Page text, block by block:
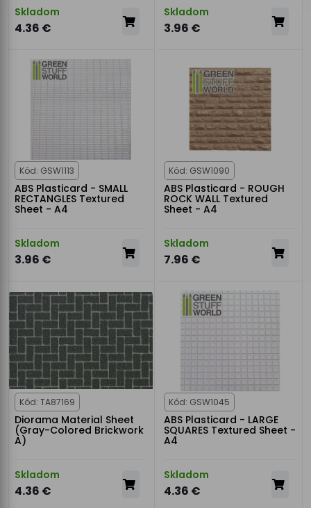
Skladom
4.36 €
Skladom
3.96 €
Kód: GSW1113
ABS Plasticard - SMALL
RECTANGLES Textured
Sheet - A4
Skladom
3.96 €
Kód: GSW1090
ABS Plasticard - ROUGH
ROCK WALL Textured
Sheet - A4
Skladom
7.96 €
Kód: TA87169
Diorama Material Sheet
(Gray-Colored Brickwork
A)
Skladom
4.36 €
Kód: GSW1045
ABS Plasticard - LARGE
SQUARES Textured Sheet -
A4
Skladom
4.36 €